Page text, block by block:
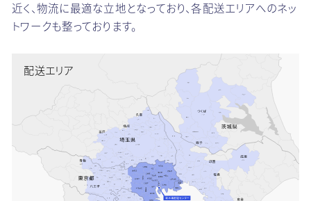
近く、物流に最適な立地となっており、各配送エリアへのネッ
トワークも整っております。
配送エリア